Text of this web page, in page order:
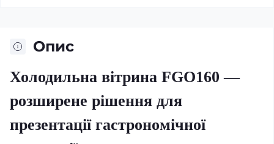
Опис
Холодильна вітрина FGO160 —
розширене рішення для
презентації гастрономічної